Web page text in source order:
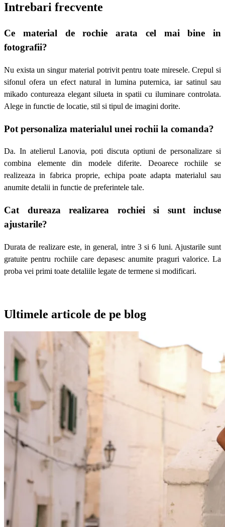
Intrebari frecvente
Ce material de rochie arata cel mai bine in
fotografii?
Nu exista un singur material potrivit pentru toate miresele. Crepul si
sifonul ofera un efect natural in lumina puternica, iar satinul sau
mikado contureaza elegant silueta in spatii cu iluminare controlata.
Alege in functie de locatie, stil si tipul de imagini dorite.
Pot personaliza materialul unei rochii la comanda?
Da. In atelierul Lanovia, poti discuta optiuni de personalizare si
combina elemente din modele diferite. Deoarece rochiile se
realizeaza in fabrica proprie, echipa poate adapta materialul sau
anumite detalii in functie de preferintele tale.
Cat dureaza realizarea rochiei si sunt incluse
ajustarile?
Durata de realizare este, in general, intre 3 si 6 luni. Ajustarile sunt
gratuite pentru rochiile care depasesc anumite praguri valorice. La
proba vei primi toate detaliile legate de termene si modificari.
Ultimele articole de pe blog